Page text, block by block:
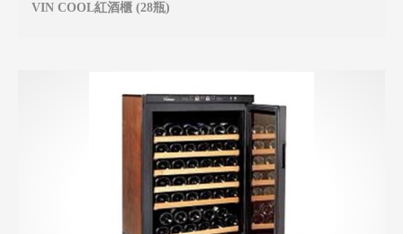
VIN COOL紅酒櫃 (28瓶)